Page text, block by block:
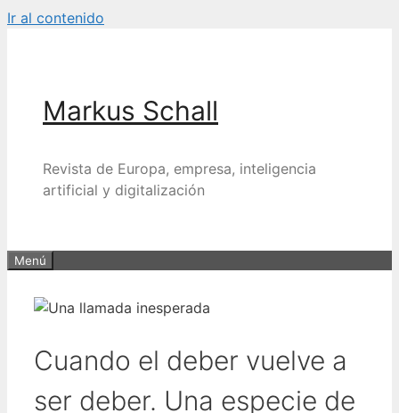
Ir al contenido
Markus Schall
Revista de Europa, empresa, inteligencia
artificial y digitalización
Menú
Cuando el deber vuelve a
ser deber. Una especie de